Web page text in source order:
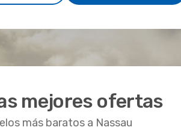
mejores ofertas
más baratos a Nassau